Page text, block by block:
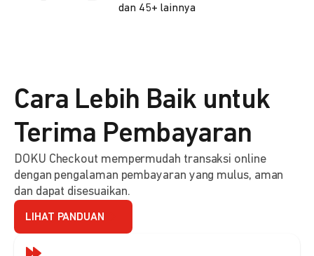
dan 45+ lainnya
Cara Lebih Baik untuk
Terima Pembayaran
DOKU Checkout mempermudah transaksi online
dengan pengalaman pembayaran yang mulus, aman
dan dapat disesuaikan.
LIHAT PANDUAN